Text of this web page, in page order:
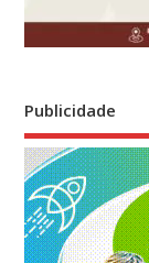
Publicidade